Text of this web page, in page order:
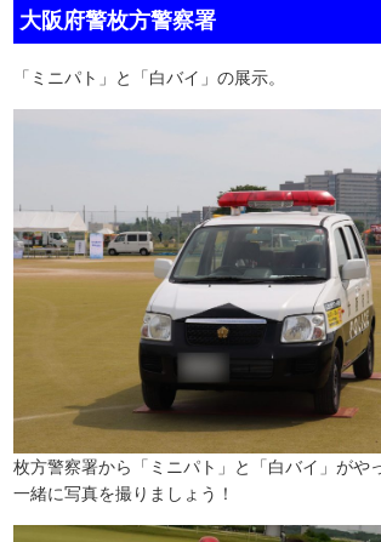
大阪府警枚方警察署
「ミニパト」と「白バイ」の展示。
枚方警察署から「ミニパト」と「白バイ」がや
一緒に写真を撮りましょう！